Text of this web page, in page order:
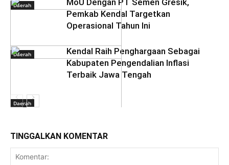
Daerah
Daerah
Daerah
MoU Dengan PT Semen Gresik,
Pemkab Kendal Targetkan
Operasional Tahun Ini
Daerah
Kendal Raih Penghargaan Sebagai
Kabupaten Pengendalian Inflasi
Terbaik Jawa Tengah
TINGGALKAN KOMENTAR